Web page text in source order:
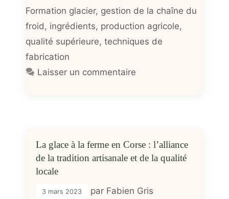
Formation glacier, gestion de la chaîne du
froid, ingrédients, production agricole,
qualité supérieure, techniques de
fabrication
Laisser un commentaire
La glace à la ferme en Corse : l’alliance
de la tradition artisanale et de la qualité
locale
3 mars 2023 par Fabien Gris